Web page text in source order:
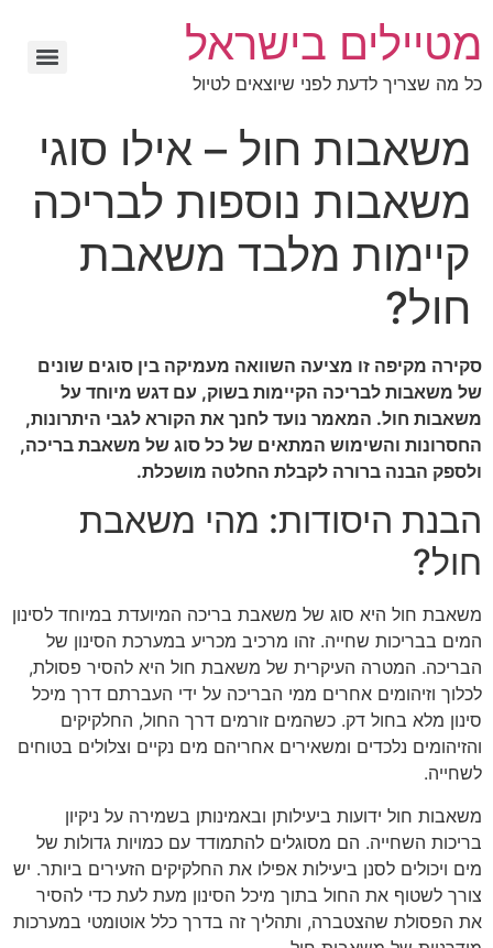
מטיילים בישראל
כל מה שצריך לדעת לפני שיוצאים לטיול
משאבות חול – אילו סוגי
משאבות נוספות לבריכה
קיימות מלבד משאבת
חול?
סקירה מקיפה זו מציעה השוואה מעמיקה בין סוגים שונים
של משאבות לבריכה הקיימות בשוק, עם דגש מיוחד על
משאבות חול. המאמר נועד לחנך את הקורא לגבי היתרונות,
החסרונות והשימוש המתאים של כל סוג של משאבת בריכה,
ולספק הבנה ברורה לקבלת החלטה מושכלת.
הבנת היסודות: מהי משאבת
חול?
משאבת חול היא סוג של משאבת בריכה המיועדת במיוחד לסינון
המים בבריכות שחייה. זהו מרכיב מכריע במערכת הסינון של
הבריכה. המטרה העיקרית של משאבת חול היא להסיר פסולת,
לכלוך וזיהומים אחרים ממי הבריכה על ידי העברתם דרך מיכל
סינון מלא בחול דק. כשהמים זורמים דרך החול, החלקיקים
והזיהומים נלכדים ומשאירים אחריהם מים נקיים וצלולים בטוחים
לשחייה.
משאבות חול ידועות ביעילותן ובאמינותן בשמירה על ניקיון
בריכות השחייה. הם מסוגלים להתמודד עם כמויות גדולות של
מים ויכולים לסנן ביעילות אפילו את החלקיקים הזעירים ביותר. יש
צורך לשטוף את החול בתוך מיכל הסינון מעת לעת כדי להסיר
את הפסולת שהצטברה, ותהליך זה בדרך כלל אוטומטי במערכות